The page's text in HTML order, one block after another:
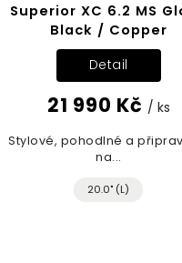
Superior XC 6.2 MS
Black / Copper
21 990 Kč / ks
Detail
Stylové, pohodlné a
na...
20.0" (L)